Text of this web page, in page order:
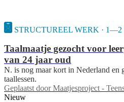
STRUCTUREEL WERK ·
Taalmaatje gezocht voor
van 24 jaar oud
N. is nog maar kort in Nederland en
taallessen.
Geplaatst door Maatjesproject -
Nieuw